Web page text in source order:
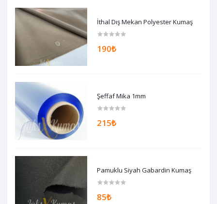
İthal Dış Mekan Polyester Kumaş
190₺
Şeffaf Mika 1mm
215₺
Pamuklu Siyah Gabardin Kumaş
85₺